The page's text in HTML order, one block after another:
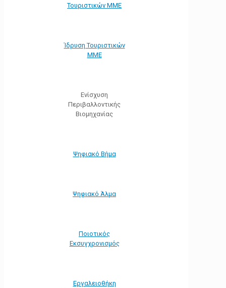
Τουριστικών ΜΜΕ
Ίδρυση Τουριστικών
ΜΜΕ
Ενίσχυση
Περιβαλλοντικής
Βιομηχανίας
Ψηφιακό Βήμα
Ψηφιακό Άλμα
Ποιοτικός
Εκσυγχρονισμός
Εργαλειοθήκη